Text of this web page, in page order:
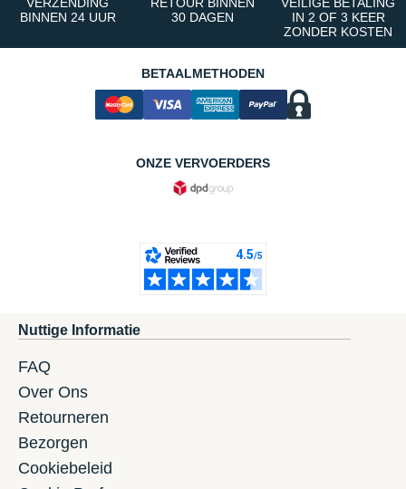
BINNEN 24 UUR
30 DAGEN
IN 2 OF 3 KEER
ZONDER KOSTEN
BETAALMETHODEN
ONZE VERVOERDERS
Nuttige Informatie
FAQ
Over Ons
Retourneren
Bezorgen
Cookiebeleid